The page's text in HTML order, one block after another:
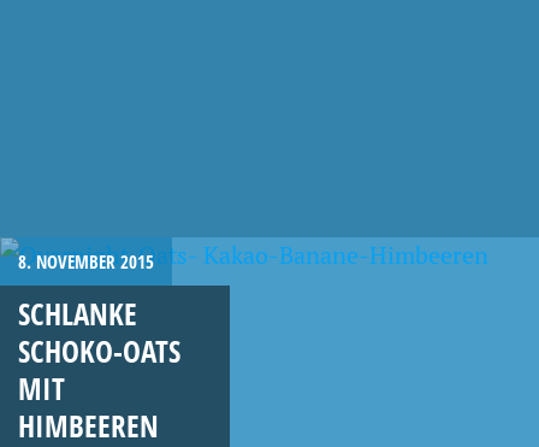
8. NOVEMBER 2015
SCHLANKE
SCHOKO-OATS
MIT
HIMBEEREN